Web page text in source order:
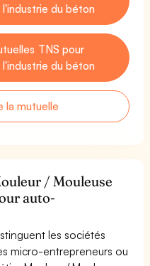
du béton
TNS pour
du béton
la mutuelle
/ Mouleuse
auto-
les sociétés
micro-entrepreneurs ou